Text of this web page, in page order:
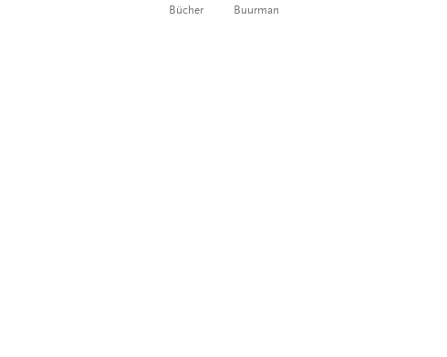
Bücher Buurman